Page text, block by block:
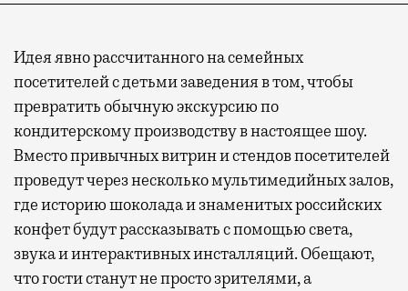
Идея явно рассчитанного на семейных
посетителей с детьми заведения в том, чтобы
превратить обычную экскурсию по
кондитерскому производству в настоящее шоу.
Вместо привычных витрин и стендов посетителей
проведут через несколько мультимедийных залов,
где историю шоколада и знаменитых российских
конфет будут рассказывать с помощью света,
звука и интерактивных инсталляций. Обещают,
что гости станут не просто зрителями, а